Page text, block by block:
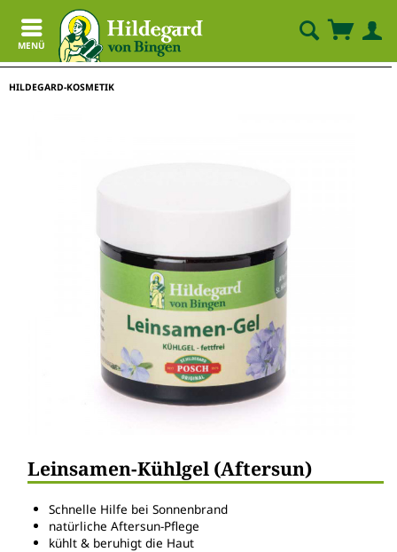
MENÜ
HILDEGARD-KOSMETIK
Leinsamen-Kühlgel (Aftersun)
Schnelle Hilfe bei Sonnenbrand
natürliche Aftersun-Pflege
kühlt & beruhigt die Haut